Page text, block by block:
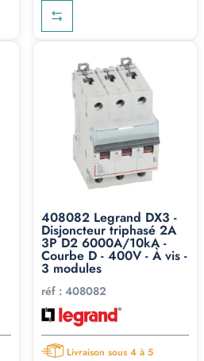
408082 Legrand DX3 -
Disjoncteur triphasé 2A
3P D2 6000A/10kA -
Courbe D - 400V - À vis -
3 modules
réf : 408082
Livraison sous 4 à 5